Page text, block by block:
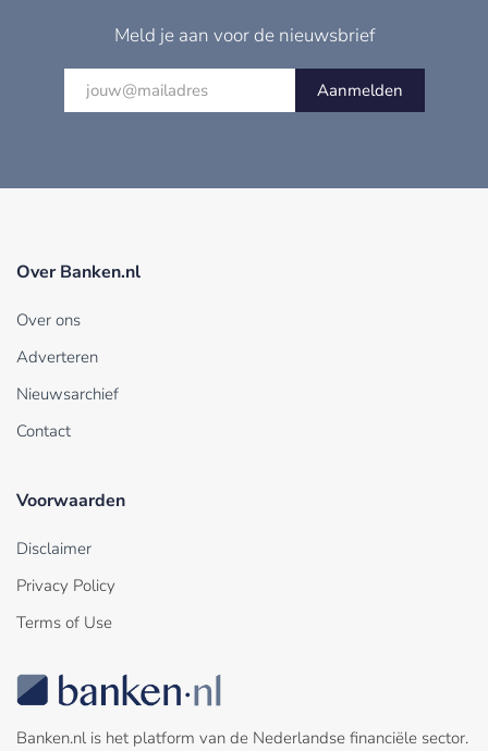
Meld je aan voor de nieuwsbrief
Aanmelden
Over Banken.nl
Over ons
Adverteren
Nieuwsarchief
Contact
Voorwaarden
Disclaimer
Privacy Policy
Terms of Use
Banken.nl is het platform van de Nederlandse financiële sector.